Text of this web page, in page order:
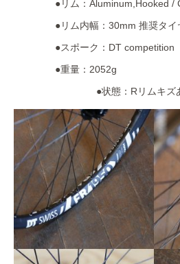
●リム：Aluminum,Hooked /
●リム内幅：30mm 推奨タ
●スポーク：DT competition
●重量：2052g
●状態：Rリムキズあ